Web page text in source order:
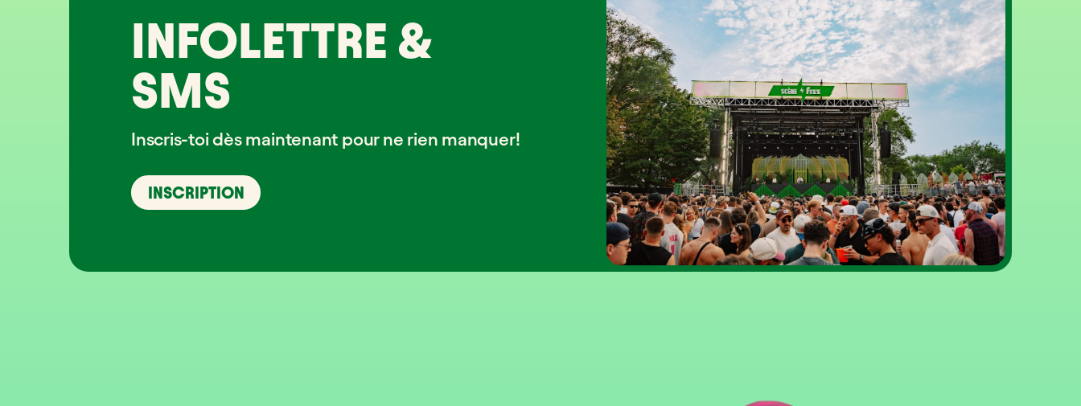
INFOLETTRE &
SMS
Inscris-toi dès maintenant pour ne rien manquer!
INSCRIPTION